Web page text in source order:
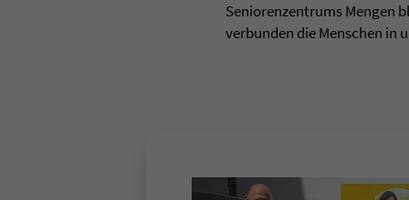
Seniorenzentrums Mengen
verbunden die Menschen in